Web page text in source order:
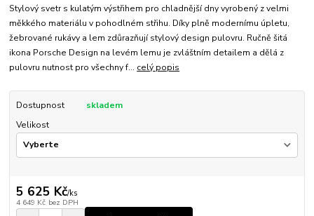
Stylový svetr s kulatým výstřihem pro chladnější dny vyrobený z velmi
měkkého materiálu v pohodlném střihu. Díky plně modernímu úpletu,
žebrované rukávy a lem zdůrazňují stylový design pulovru. Ručně šitá
ikona Porsche Design na levém lemu je zvláštním detailem a dělá z
pulovru nutnost pro všechny f... celý popis
Dostupnost
skladem
Velikost
5 625 Kč/ks
4 649 Kč bez DPH